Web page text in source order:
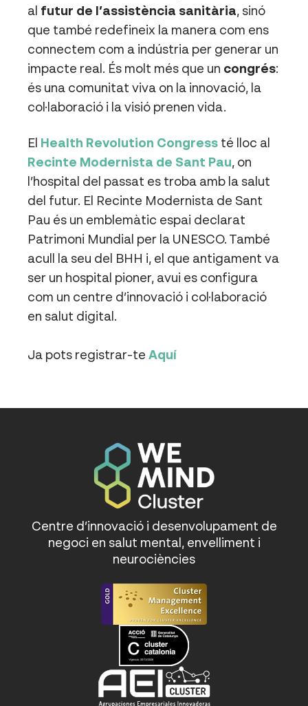
al futur de l’assistència sanitària, sinó
que també redefineix la manera com ens
connectem com a indústria per generar un
impacte real. És molt més que un congrés:
és una comunitat viva on la innovació, la
col·laboració i la visió prenen vida.
El Health Revolution Congress té lloc al
Recinte Modernista de Sant Pau, on
l’hospital del passat es troba amb la salut
del futur. El Recinte Modernista de Sant
Pau és un emblemàtic espai declarat
Patrimoni Mundial per la UNESCO. També
acull la seu del BHH i, el que antigament va
ser un hospital pioner, avui es configura
com un centre d’innovació i col·laboració
en salut digital.
Ja pots registrar-te Aquí
Centre d’innovació i desenvolupament de
negoci en salut mental, envelliment i
neurociències